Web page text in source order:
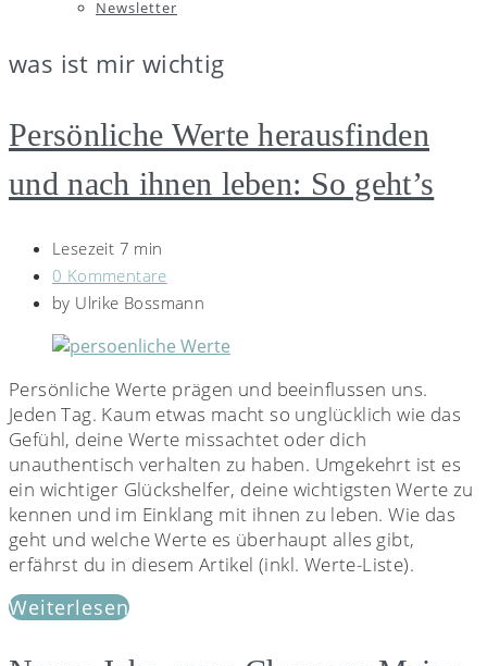
Newsletter
was ist mir wichtig
Persönliche Werte herausfinden
und nach ihnen leben: So geht’s
Lesezeit 7 min
0 Kommentare
by Ulrike Bossmann
Persönliche Werte prägen und beeinflussen uns.
Jeden Tag. Kaum etwas macht so unglücklich wie das
Gefühl, deine Werte missachtet oder dich
unauthentisch verhalten zu haben. Umgekehrt ist es
ein wichtiger Glückshelfer, deine wichtigsten Werte zu
kennen und im Einklang mit ihnen zu leben. Wie das
geht und welche Werte es überhaupt alles gibt,
erfährst du in diesem Artikel (inkl. Werte-Liste).
Weiterlesen